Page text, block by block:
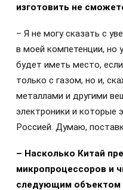
изготовить не
– Я не могу сказать с
в моей компетенции, но
будет иметь место,
только с газом, но и,
металлами и другими
электроники и которые
Россией. Думаю,
– Насколько Китай
микропроцессоров и
следующим объектом